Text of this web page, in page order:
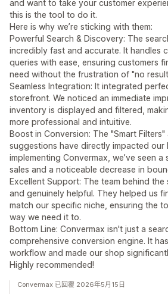
and want to take your customer
this is the tool to do it.
Here is why we’re sticking with them:
Powerful Search & Discovery: The
incredibly fast and accurate. It handles
queries with ease, ensuring customers
need without the frustration of "no
Seamless Integration: It integrated
storefront. We noticed an immediate
inventory is displayed and filtered,
more professional and intuitive.
Boost in Conversion: The "Smart
suggestions have directly impacted our
implementing Convermax, we’ve seen
sales and a noticeable decrease in
Excellent Support: The team behind
and genuinely helpful. They helped us
match our specific niche, ensuring the
way we need it to.
Bottom Line: Convermax isn't just a
comprehensive conversion engine. It
workflow and made our shop
Highly recommended!
Convermax 已回覆 2026年5月15日